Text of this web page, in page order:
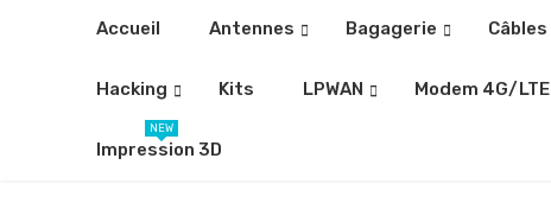
Accueil Antennes Bagagerie Câbles
Hacking Kits LPWAN Modem 4G/LTE
Impression 3D
NEW